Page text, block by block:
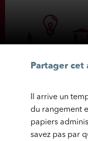
Partager cet
Il arrive un
du rangement
papiers
savez pas par